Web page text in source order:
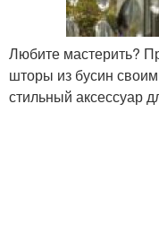
Любите мастерить?
шторы из бусин
стильный аксессуар